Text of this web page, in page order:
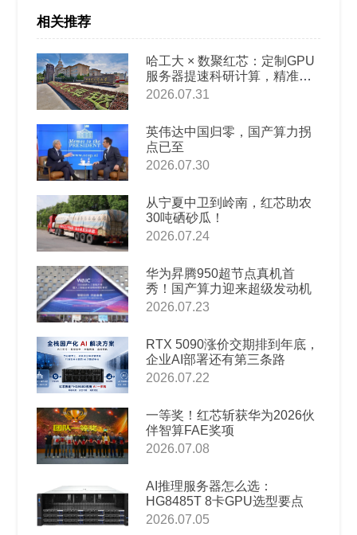
相关推荐
哈工大 × 数聚红芯：定制GPU
服务器提速科研计算，精准破
解高校AI教科研算力难题
2026.07.31
英伟达中国归零，国产算力拐
点已至
2026.07.30
从宁夏中卫到岭南，红芯助农
30吨硒砂瓜！
2026.07.24
华为昇腾950超节点真机首
秀！国产算力迎来超级发动机
2026.07.23
RTX 5090涨价交期排到年底，
企业AI部署还有第三条路
2026.07.22
一等奖！红芯斩获华为2026伙
伴智算FAE奖项
2026.07.08
AI推理服务器怎么选：
HG8485T 8卡GPU选型要点
2026.07.05